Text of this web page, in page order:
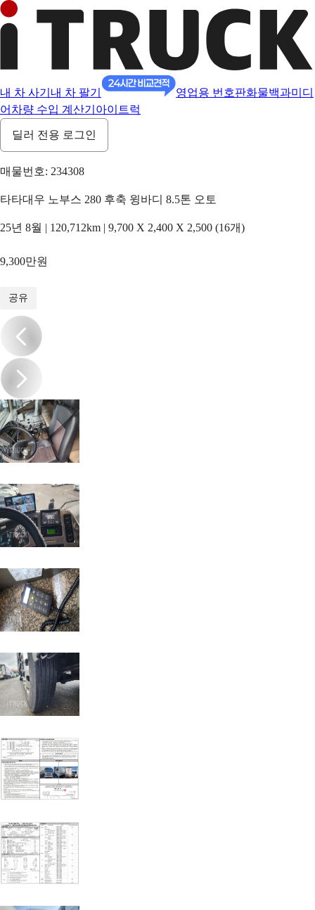
내 차 사기 내 차 팔기 영업용 번호판화물백과미디
어 차량 수입 계산기 아이트럭
딜러 전용 로그인
매물번호: 234308
타타대우 노부스 280 후축 윙바디 8.5톤 오토
25년 8월 | 120,712km | 9,700 X 2,400 X 2,500 (16개)
9,300만원
공유
/18